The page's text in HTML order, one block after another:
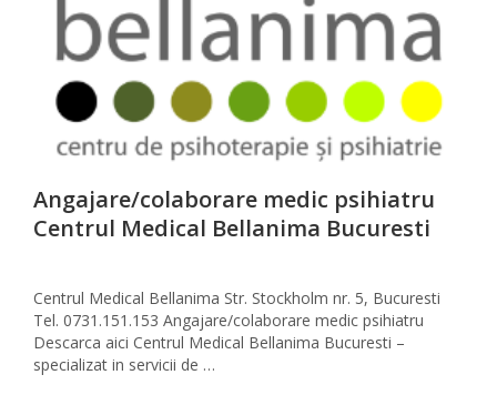
Angajare/colaborare medic psihiatru
Centrul Medical Bellanima Bucuresti
Centrul Medical Bellanima Str. Stockholm nr. 5, Bucuresti
Tel. 0731.151.153 Angajare/colaborare medic psihiatru
Descarca aici Centrul Medical Bellanima Bucuresti –
specializat in servicii de …